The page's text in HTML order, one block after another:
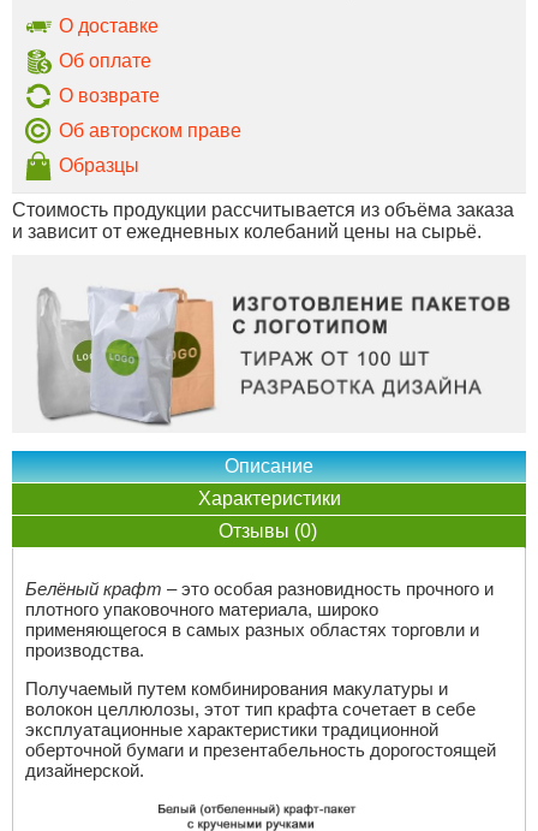
О доставке
Об оплате
О возврате
Об авторском праве
Образцы
Стоимость продукции рассчитывается из объёма заказа
и зависит от ежедневных колебаний цены на сырьё.
Описание
Характеристики
Отзывы (0)
Белёный крафт – это особая разновидность прочного и
плотного упаковочного материала, широко
применяющегося в самых разных областях торговли и
производства.
Получаемый путем комбинирования макулатуры и
волокон целлюлозы, этот тип крафта сочетает в себе
эксплуатационные характеристики традиционной
оберточной бумаги и презентабельность дорогостоящей
дизайнерской.